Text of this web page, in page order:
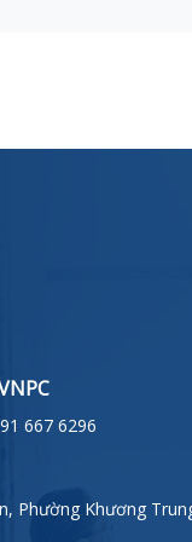
667 6296
Phường Khương